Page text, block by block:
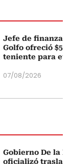
Jefe de finanzas
Golfo ofreció
teniente para
07/08/2026
Gobierno De la
oficializó